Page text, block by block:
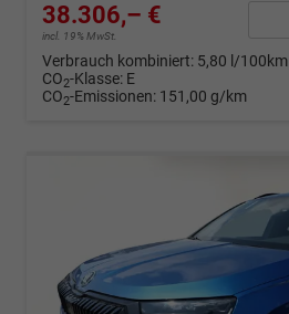
38.306,– €
incl. 19% MwSt.
Verbrauch kombiniert: 5,80 l/100km
CO2-Klasse: E
CO2-Emissionen: 151,00 g/km